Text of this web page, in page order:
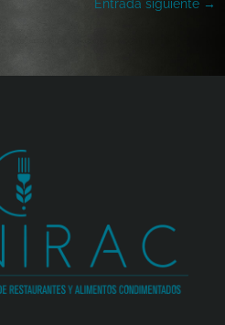
Entrada siguiente →